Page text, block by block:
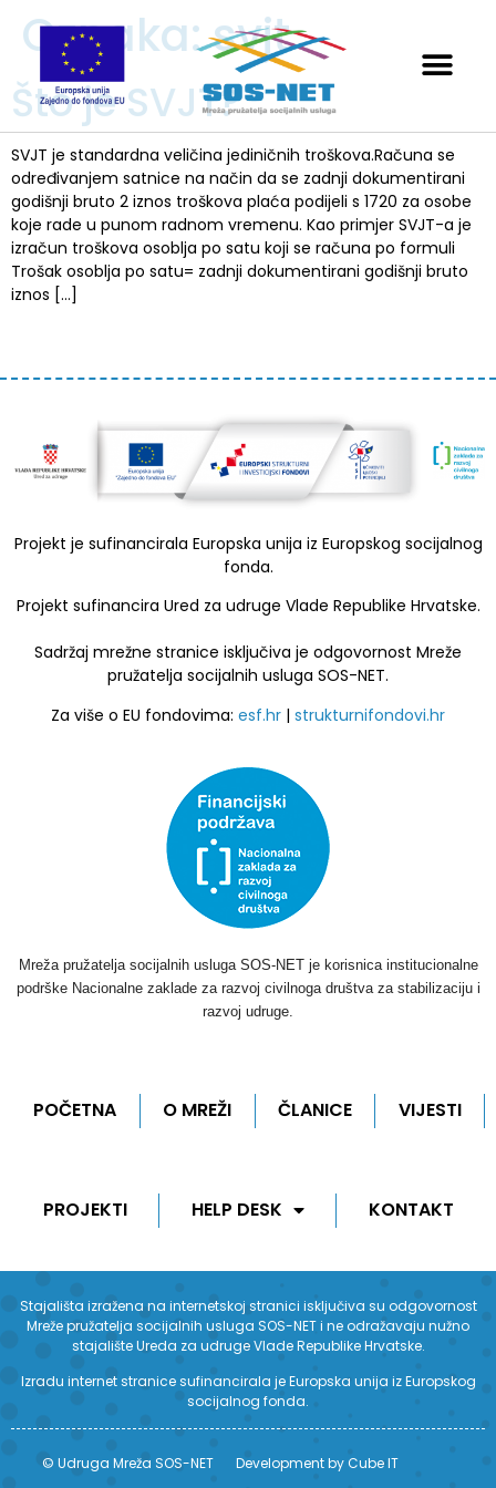
Oznaka:svjt
Što je SVJT?
SVJT je standardna veličina jediničnih troškova.Računa se
određivanjem satnice na način da se zadnji dokumentirani
godišnji bruto 2 iznos troškova plaća podijeli s 1720 za osobe
koje rade u punom radnom vremenu. Kao primjer SVJT-a je
izračun troškova osoblja po satu koji se računa po formuli
Trošak osoblja po satu= zadnji dokumentirani godišnji bruto
iznos […]
Projekt je sufinancirala Europska unija iz Europskog socijalnog
fonda.
Projekt sufinancira Ured za udruge Vlade Republike Hrvatske.
Sadržaj mrežne stranice isključiva je odgovornost Mreže
pružatelja socijalnih usluga SOS-NET.
Za više o EU fondovima: esf.hr | strukturnifondovi.hr
Mreža pružatelja socijalnih usluga SOS-NET je korisnica institucionalne
podrške Nacionalne zaklade za razvoj civilnoga društva za stabilizaciju i
razvoj udruge.
POČETNA O MREŽI ČLANICE VIJESTI
PROJEKTI HELP DESK KONTAKT
Stajališta izražena na internetskoj stranici isključiva su odgovornost
Mreže pružatelja socijalnih usluga SOS-NET i ne odražavaju nužno
stajalište Ureda za udruge Vlade Republike Hrvatske.
Izradu internet stranice sufinancirala je Europska unija iz Europskog
socijalnog fonda.
© Udruga Mreža SOS-NET Development by Cube IT